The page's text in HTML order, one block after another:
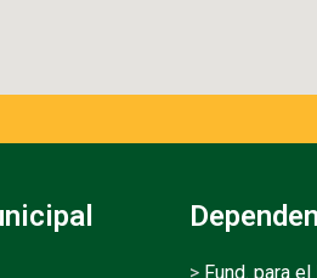
> Fund. para